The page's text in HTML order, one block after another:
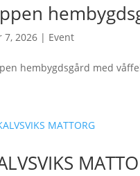
7, 2026 | Event
hembygdsgård med